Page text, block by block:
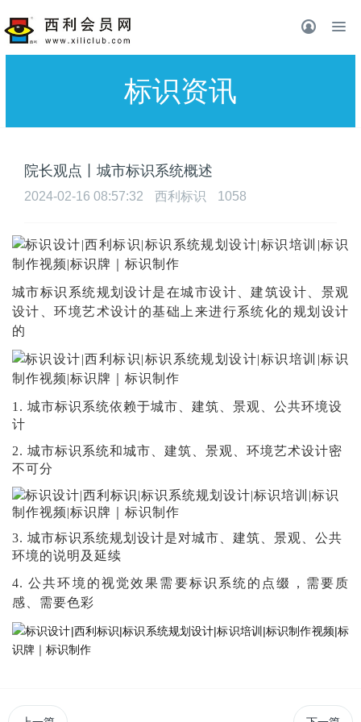
标识资讯
院长观点丨城市标识系统概述
2024-02-16 08:57:32 西利标识 1058
城市标识系统规划设计是在城市设计、建筑设计、景观
设计、环境艺术设计的基础上来进行系统化的规划设计
的
1. 城市标识系统依赖于城市、建筑、景观、公共环境设
计
2. 城市标识系统和城市、建筑、景观、环境艺术设计密
不可分
3. 城市标识系统规划设计是对城市、建筑、景观、公共
环境的说明及延续
4. 公共环境的视觉效果需要标识系统的点缀，需要质
感、需要色彩